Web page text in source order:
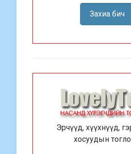
Захиа бич
Эрчүүд, хүүхнүүд,
хосуудын